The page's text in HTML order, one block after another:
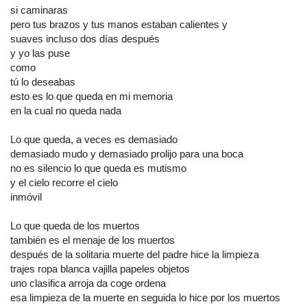
si caminaras
pero tus brazos y tus manos estaban calientes y
suaves incluso dos días después
y yo las puse
como
tú lo deseabas
esto es lo que queda en mi memoria
en la cual no queda nada
Lo que queda, a veces es demasiado
demasiado mudo y demasiado prolijo para una boca
no es silencio lo que queda es mutismo
y el cielo recorre el cielo
inmóvil
Lo que queda de los muertos
también es el menaje de los muertos
después de la solitaria muerte del padre hice la limpieza
trajes ropa blanca vajilla papeles objetos
uno clasifica arroja da coge ordena
esa limpieza de la muerte en seguida lo hice por los muertos